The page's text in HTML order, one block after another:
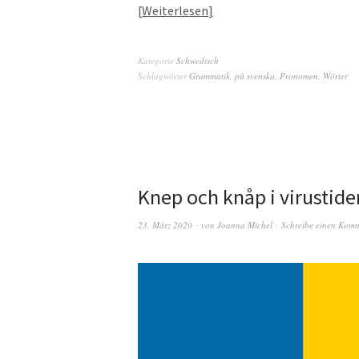
Weiterlesen
Kategorie Schwedisch
SchlagwörterGrammatik, på svenska, Pronomen, Wörter
Knep och knåp i
23. März 2020 von Joanna Michel Schreibe einen